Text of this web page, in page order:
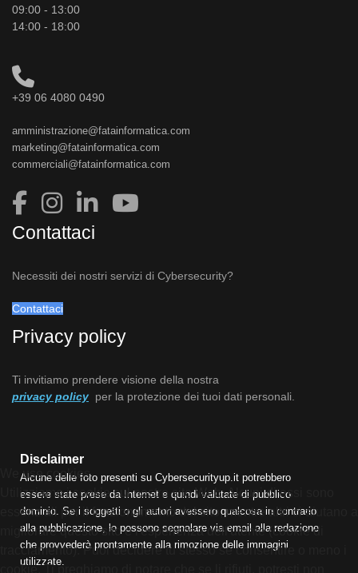
09:00 - 13:00
14:00 - 18:00
+39 06 4080 0490
amministrazione@fatainformatica.com
marketing@fatainformatica.com
commerciali@fatainformatica.com
Contattaci
Necessiti dei nostri servizi di Cybersecurity?
Contattaci
Privacy policy
Ti invitiamo prendere visione della nostra
privacy policy per la protezione dei tuoi dati personali.
Disclaimer
Alcune delle foto presenti su Cybersecurityup.it potrebbero
essere state prese da Internet e quindi valutate di pubblico
dominio. Se i soggetti o gli autori avessero qualcosa in contrario
alla pubblicazione, lo possono segnalare via email alla redazione
che provvederà prontamente alla rimozione delle immagini
utilizzate.
We use cookies
Utilizziamo i cookie sul nostro sito Web. Alcuni di essi sono
essenziali per il funzionamento del sito, mentre altri ci aiutano a
migliorare questo sito e l'esperienza dell'utente (cookie di
tracciamento). Puoi decidere tu stesso se consentire o meno i
cookie. Ti preghiamo di notare che se li rifiuti, potresti non